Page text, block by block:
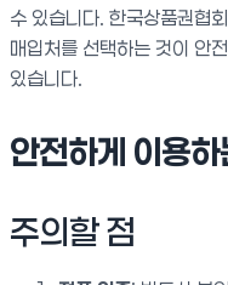
수 있습니다. 한국상품권협
매입처를 선택하는 것이 안
있습니다.
안전하게 이용하
주의할 점